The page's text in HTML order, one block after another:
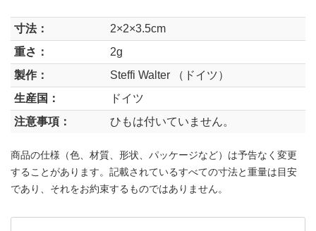
寸法：
2×2×3.5cm
重さ：
2g
製作：
Steffi Walter （ドイツ）
生産国：
ドイツ
注意事項：
ひもは付いていません。
商品の仕様（色、材質、形状、パッケージなど）は予告なく変更
することがあります。記載されているすべての寸法と重量は目安
であり、それをお約束するものではありません。